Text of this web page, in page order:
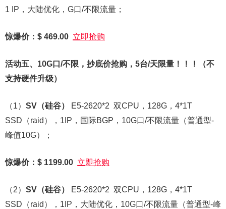
1 IP，大陆优化，G口/不限流量；
惊爆价：$ 469.00 立即抢购
活动五、10G口/不限，抄底价抢购，5台/天限量！！！
（不
支持硬件升级）
（1） SV （硅谷）
E5-2620*2 双CPU，128G，4*1T
SSD（raid），1IP，国际BGP，10G口/不限流量（普通型-
峰值10G）；
惊爆价：$ 1199.00 立即抢购
（2） SV （硅谷）
E5-2620*2 双CPU，128G，4*1T
SSD（raid），1IP，大陆优化，10G口/不限流量（普通型-峰